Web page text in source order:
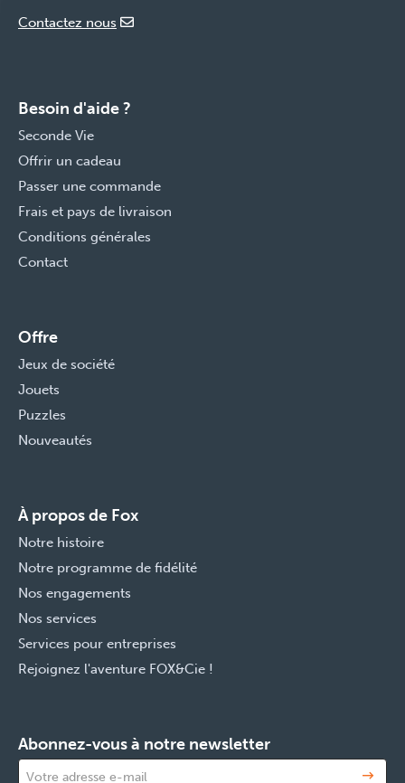
Contactez nous
Besoin d'aide ?
Seconde Vie
Offrir un cadeau
Passer une commande
Frais et pays de livraison
Conditions générales
Contact
Offre
Jeux de société
Jouets
Puzzles
Nouveautés
À propos de Fox
Notre histoire
Notre programme de fidélité
Nos engagements
Nos services
Services pour entreprises
Rejoignez l'aventure FOX&Cie !
Abonnez-vous à notre newsletter